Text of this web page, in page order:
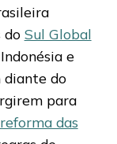
do Sul Global
e
diante do
para
reforma das